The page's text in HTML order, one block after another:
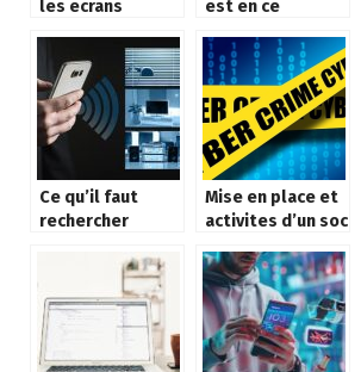
les ecrans
est en ce
indispensable
Ce qu’il faut
rechercher
choisissez un
fournisseur
d’accès à
Internet
Mise en place et
activites d’un soc